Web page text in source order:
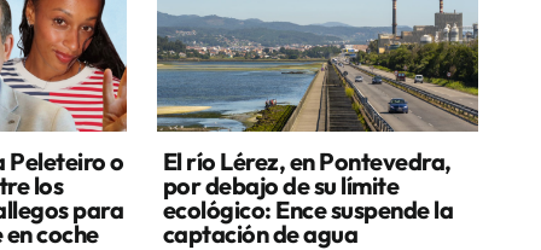
Peleteiro o
los
para
coche
El río Lérez, en Pontevedra,
por debajo de su límite
ecológico: Ence suspende la
captación de agua